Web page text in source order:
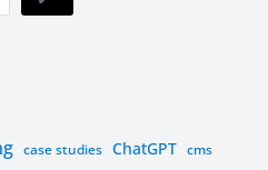
case studies ChatGPT cms